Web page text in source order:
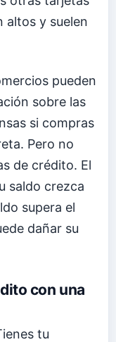
altos y suelen
pueden
sobre las
si compras
Pero no
de crédito. El
saldo crezca
supera el
dañar su
con una
tu